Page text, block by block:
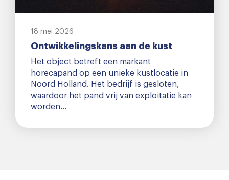
18 mei 2026
Ontwikkelingskans aan de kust
Het object betreft een markant
horecapand op een unieke kustlocatie in
Noord Holland. Het bedrijf is gesloten,
waardoor het pand vrij van exploitatie kan
worden…